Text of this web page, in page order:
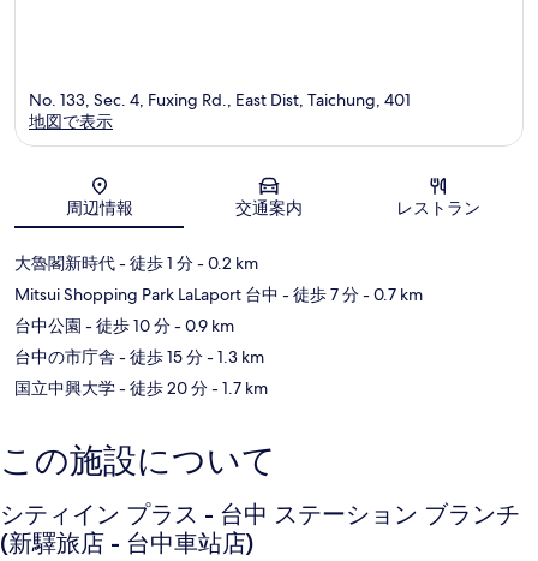
地図
No. 133, Sec. 4, Fuxing Rd., East Dist, Taichung, 401
地図で表示
周辺情報 交通案内 レストラン
大魯閣新時代- 徒歩 1 分- 0.2 km
Mitsui Shopping Park LaLaport 台中 - 徒歩 7 分- 0.7 km
台中公園 - 徒歩 10 分- 0.9 km
台中の市庁舎 - 徒歩 15 分- 1.3 km
国立中興大学- 徒歩 20 分- 1.7 km
この施設について
シティイン プラス - 台中 ステーション ブランチ
(新驛旅店 - 台中車站店)